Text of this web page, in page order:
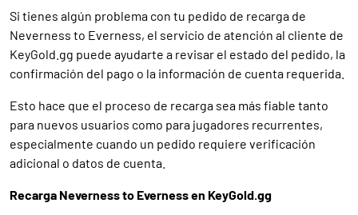
Si tienes algún problema con tu pedido de recarga de
Neverness to Everness, el servicio de atención al cliente de
KeyGold.gg puede ayudarte a revisar el estado del pedido, la
confirmación del pago o la información de cuenta requerida.
Esto hace que el proceso de recarga sea más fiable tanto
para nuevos usuarios como para jugadores recurrentes,
especialmente cuando un pedido requiere verificación
adicional o datos de cuenta.
Recarga Neverness to Everness en KeyGold.gg